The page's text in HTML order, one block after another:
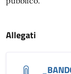
Allegati